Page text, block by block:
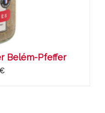
Belém-Pfeffer